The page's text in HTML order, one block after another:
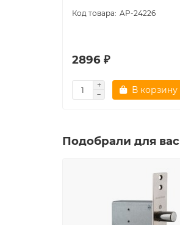
AP-24226
2896 ₽
В корзину
Подобрали для вас